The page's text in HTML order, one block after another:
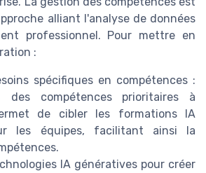
alliant l'analyse de données
professionnel. Pour mettre en
:
spécifiques en compétences :
des compétences prioritaires à
de cibler les formations IA
les équipes, facilitant ainsi la
IA génératives pour créer